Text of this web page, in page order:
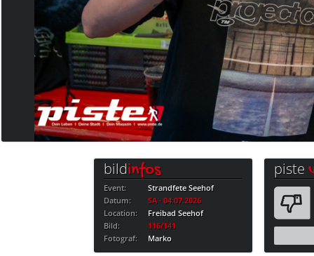
bildinfos
Event:
Strandfete Seehof
Datum:
SA · 04.07.2026
Location:
Freibad Seehof
Bild:
116/141
Fotograf:
Marko
piste